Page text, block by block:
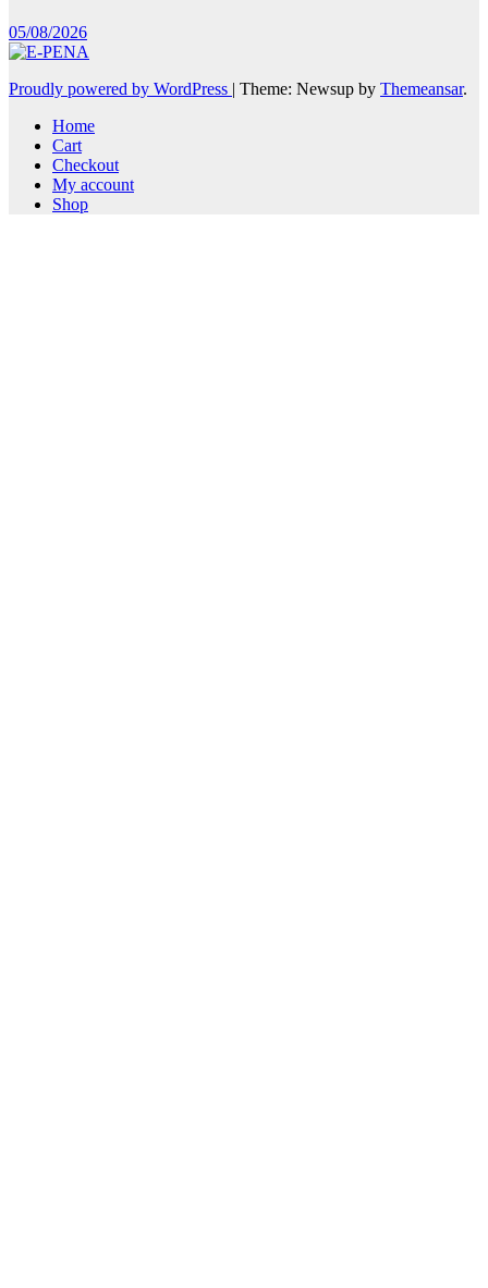
05/08/2026
Proudly powered by WordPress | Theme: Newsup by Themeansar.
Home
Cart
Checkout
My account
Shop